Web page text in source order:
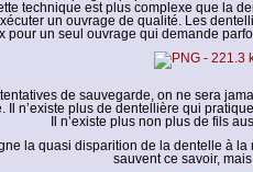
technique est plus complexe que la
un ouvrage de qualité. Les
pour un seul ouvrage qui demande
de sauvegarde, on ne sera
Il n’existe plus de dentellière qui
Il n’existe plus non plus de fils
la quasi disparition de la dentelle à
sauvent ce savoir,